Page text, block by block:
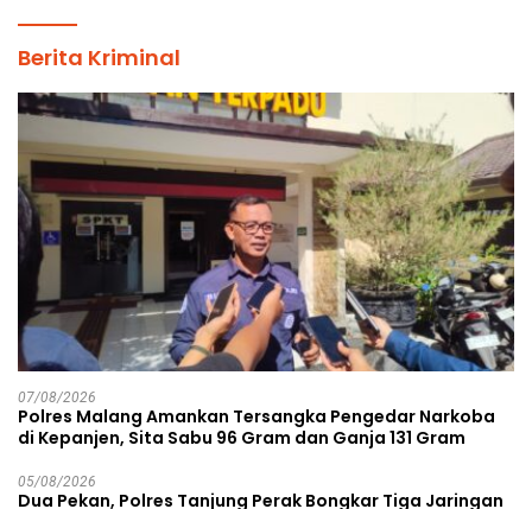
Berita Kriminal
07/08/2026
Polres Malang Amankan Tersangka Pengedar Narkoba
di Kepanjen, Sita Sabu 96 Gram dan Ganja 131 Gram
05/08/2026
Dua Pekan, Polres Tanjung Perak Bongkar Tiga Jaringan